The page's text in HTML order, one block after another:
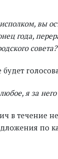
вы
года,
я за
в течение
по